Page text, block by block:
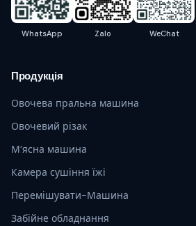
WhatsApp Zalo WeChat
Продукція
Овочева пральна машина
Овочевий різак
М’ясна машина
Камера сушіння їжі
Перемішувати-Машина
Забійне обладнання